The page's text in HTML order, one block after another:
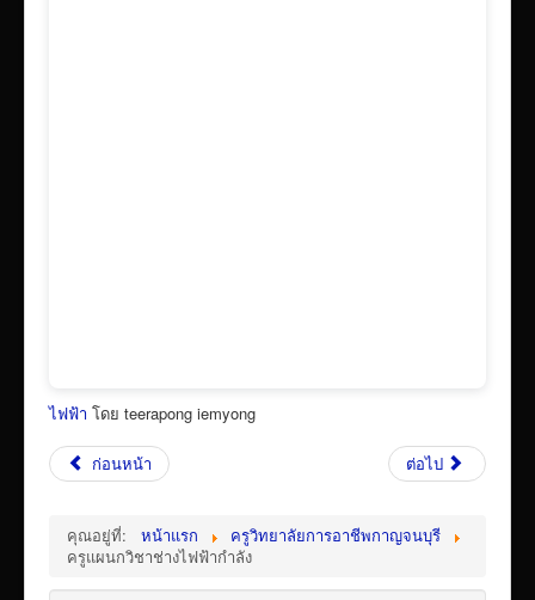
ไฟฟ้า โดย teerapong iemyong
ก่อนหน้า ต่อไป
คุณอยู่ที่: หน้าแรก
ครูวิทยาลัยการอาชีพกาญจนบุรี
ครูแผนกวิชาช่างไฟฟ้ากำลัง